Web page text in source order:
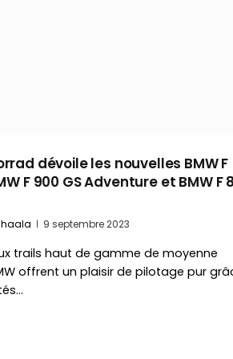
dévoile les nouvelles BMW F
F 900 GS Adventure et BMW F
9 septembre 2023
trails haut de gamme de moyenne
offrent un plaisir de pilotage pur